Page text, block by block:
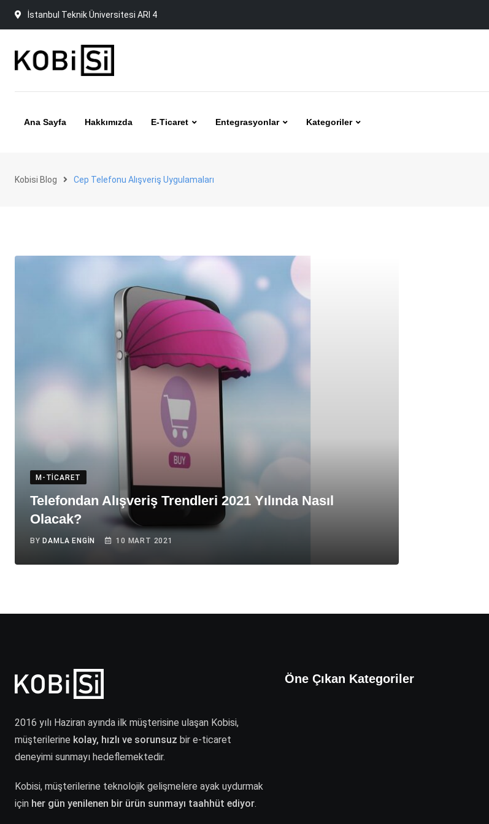
Skip
İstanbul Teknik Üniversitesi ARI 4
Ana Sayfa Hakkımızda E-Ticaret Entegrasyonlar Kategoriler
Kobisi Blog Cep Telefonu Alışveriş Uygulamaları
M-TICARET
Telefondan Alışveriş Trendleri 2021 Yılında Nasıl
Olacak?
BY DAMLA ENGIN 10 MART 2021
2016 yılı Haziran ayında ilk müşterisine ulaşan Kobisi,
müşterilerine kolay, hızlı ve sorunsuz bir e-ticaret
deneyimi sunmayı hedeflemektedir.
Kobisi, müşterilerine teknolojik gelişmelere ayak uydurmak
için her gün yenilenen bir ürün sunmayı taahhüt ediyor.
Öne Çıkan Kategoriler